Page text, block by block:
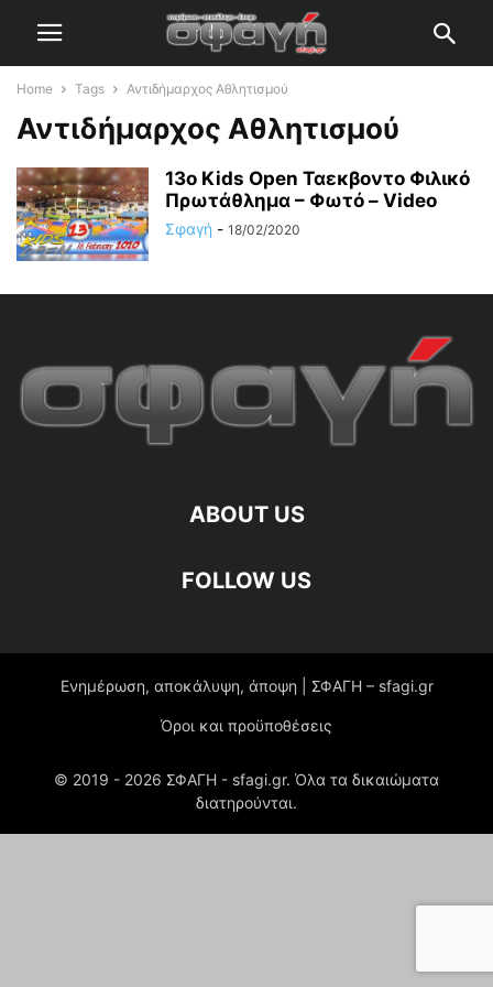
Home Tags Αντιδήμαρχος Αθλητισμού
Αντιδήμαρχος Αθλητισμού
13ο Kids Open Ταεκβοντο Φιλικό
Πρωτάθλημα – Φωτό – Video
Σφαγή - 18/02/2020
ABOUT US
FOLLOW US
Ενημέρωση, αποκάλυψη, άποψη | ΣΦΑΓΗ – sfagi.gr
Όροι και προϋποθέσεις
© 2019 - 2026 ΣΦΑΓΗ - sfagi.gr. Όλα τα δικαιώματα
διατηρούνται.